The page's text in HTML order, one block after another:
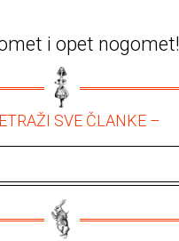
i opet nogomet!
SVE ČLANKE –